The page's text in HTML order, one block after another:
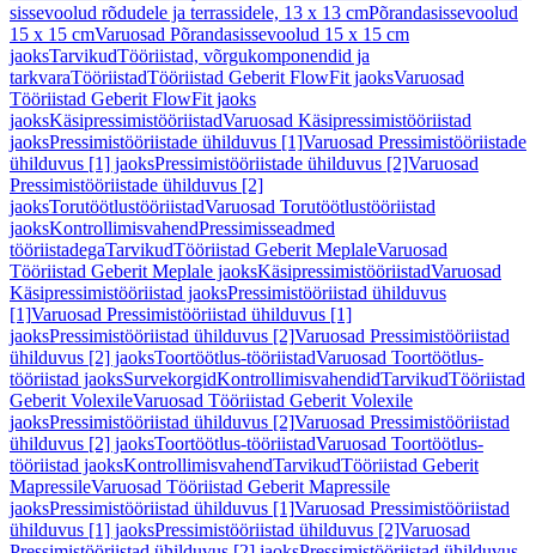
sissevoolud rõdudele ja terrassidele, 13 x 13 cmPõrandasissevoolud
15 x 15 cmVaruosad Põrandasissevoolud 15 x 15 cm
jaoksTarvikudTööriistad, võrgukomponendid ja
tarkvaraTööriistadTööriistad Geberit FlowFit jaoksVaruosad
Tööriistad Geberit FlowFit jaoks
jaoksKäsipressimistööriistadVaruosad Käsipressimistööriistad
jaoksPressimistööriistade ühilduvus [1]Varuosad Pressimistööriistade
ühilduvus [1] jaoksPressimistööriistade ühilduvus [2]Varuosad
Pressimistööriistade ühilduvus [2]
jaoksTorutöötlustööriistadVaruosad Torutöötlustööriistad
jaoksKontrollimisvahendPressimisseadmed
tööriistadegaTarvikudTööriistad Geberit MeplaleVaruosad
Tööriistad Geberit Meplale jaoksKäsipressimistööriistadVaruosad
Käsipressimistööriistad jaoksPressimistööriistad ühilduvus
[1]Varuosad Pressimistööriistad ühilduvus [1]
jaoksPressimistööriistad ühilduvus [2]Varuosad Pressimistööriistad
ühilduvus [2] jaoksToortöötlus-tööriistadVaruosad Toortöötlus-
tööriistad jaoksSurvekorgidKontrollimisvahendidTarvikudTööriistad
Geberit VolexileVaruosad Tööriistad Geberit Volexile
jaoksPressimistööriistad ühilduvus [2]Varuosad Pressimistööriistad
ühilduvus [2] jaoksToortöötlus-tööriistadVaruosad Toortöötlus-
tööriistad jaoksKontrollimisvahendTarvikudTööriistad Geberit
MapressileVaruosad Tööriistad Geberit Mapressile
jaoksPressimistööriistad ühilduvus [1]Varuosad Pressimistööriistad
ühilduvus [1] jaoksPressimistööriistad ühilduvus [2]Varuosad